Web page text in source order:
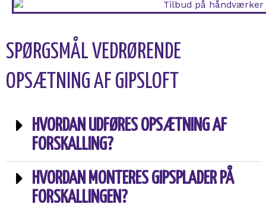
SPØRGSMÅL VEDRØRENDE
OPSÆTNING AF GIPSLOFT
HVORDAN UDFØRES OPSÆTNING AF
FORSKALLING?
HVORDAN MONTERES GIPSPLADER PÅ
FORSKALLINGEN?